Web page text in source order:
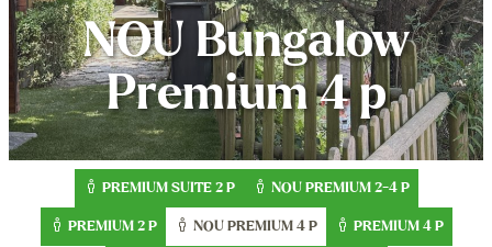
Contacte
Oferta
NOU Bungalow
Premium 4 p
PREMIUM SUITE 2 P NOU PREMIUM 2-4 P
PREMIUM 2 P NOU PREMIUM 4 P PREMIUM 4 P